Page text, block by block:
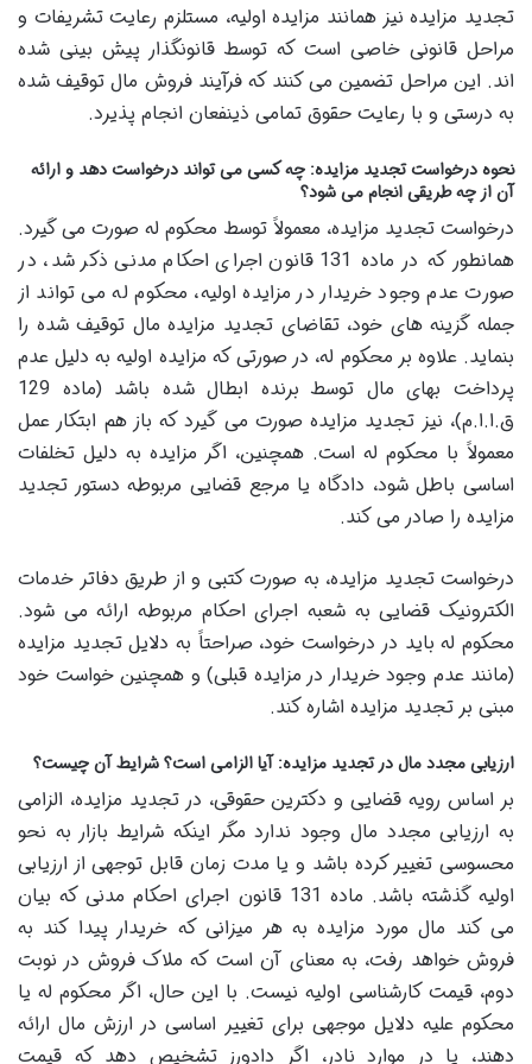
تجدید مزایده نیز همانند مزایده اولیه، مستلزم رعایت تشریفات و
مراحل قانونی خاصی است که توسط قانونگذار پیش بینی شده
اند. این مراحل تضمین می کنند که فرآیند فروش مال توقیف شده
به درستی و با رعایت حقوق تمامی ذینفعان انجام پذیرد.
نحوه درخواست تجدید مزایده: چه کسی می تواند درخواست دهد و ارائه
آن از چه طریقی انجام می شود؟
درخواست تجدید مزایده، معمولاً توسط محکوم له صورت می گیرد.
همانطور که در ماده 131 قانون اجرای احکام مدنی ذکر شد، در
صورت عدم وجود خریدار در مزایده اولیه، محکوم له می تواند از
جمله گزینه های خود، تقاضای تجدید مزایده مال توقیف شده را
بنماید. علاوه بر محکوم له، در صورتی که مزایده اولیه به دلیل عدم
پرداخت بهای مال توسط برنده ابطال شده باشد (ماده 129
ق.ا.ا.م)، نیز تجدید مزایده صورت می گیرد که باز هم ابتکار عمل
معمولاً با محکوم له است. همچنین، اگر مزایده به دلیل تخلفات
اساسی باطل شود، دادگاه یا مرجع قضایی مربوطه دستور تجدید
مزایده را صادر می کند.
درخواست تجدید مزایده، به صورت کتبی و از طریق دفاتر خدمات
الکترونیک قضایی به شعبه اجرای احکام مربوطه ارائه می شود.
محکوم له باید در درخواست خود، صراحتاً به دلایل تجدید مزایده
(مانند عدم وجود خریدار در مزایده قبلی) و همچنین خواست خود
مبنی بر تجدید مزایده اشاره کند.
ارزیابی مجدد مال در تجدید مزایده: آیا الزامی است؟ شرایط آن چیست؟
بر اساس رویه قضایی و دکترین حقوقی، در تجدید مزایده، الزامی
به ارزیابی مجدد مال وجود ندارد مگر اینکه شرایط بازار به نحو
محسوسی تغییر کرده باشد و یا مدت زمان قابل توجهی از ارزیابی
اولیه گذشته باشد. ماده 131 قانون اجرای احکام مدنی که بیان
می کند مال مورد مزایده به هر میزانی که خریدار پیدا کند به
فروش خواهد رفت، به معنای آن است که ملاک فروش در نوبت
دوم، قیمت کارشناسی اولیه نیست. با این حال، اگر محکوم له یا
محکوم علیه دلایل موجهی برای تغییر اساسی در ارزش مال ارائه
دهند، یا در موارد نادر، اگر دادورز تشخیص دهد که قیمت